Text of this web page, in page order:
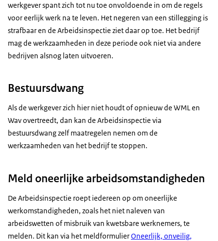
werkgever spant zich tot nu toe onvoldoende in om de regels
voor eerlijk werk na te leven. Het negeren van een stillegging is
strafbaar en de Arbeidsinspectie ziet daar op toe. Het bedrijf
mag de werkzaamheden in deze periode ook niet via andere
bedrijven alsnog laten uitvoeren.
Bestuursdwang
Als de werkgever zich hier niet houdt of opnieuw de WML en
Wav overtreedt, dan kan de Arbeidsinspectie via
bestuursdwang zelf maatregelen nemen om de
werkzaamheden van het bedrijf te stoppen.
Meld oneerlijke arbeidsomstandigheden
De Arbeidsinspectie roept iedereen op om oneerlijke
werkomstandigheden, zoals het niet naleven van
arbeidswetten of misbruik van kwetsbare werknemers, te
melden. Dit kan via het meldformulierOneerlijk, onveilig,